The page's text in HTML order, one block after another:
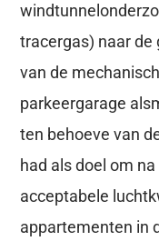
tracergas) naar
van de
parkeergarage
ten behoeve van
had als doel om
acceptabele
appartementen in